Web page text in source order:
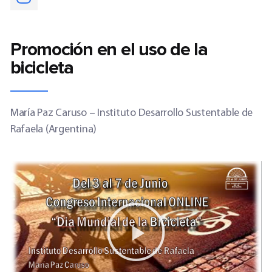
Promoción en el uso de la
bicicleta
María Paz Caruso – Instituto Desarrollo Sustentable de
Rafaela (Argentina)